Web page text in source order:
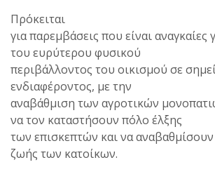
Πρόκειται
για παρεμβάσεις που είναι αναγκαίες
του ευρύτερου φυσικού
περιβάλλοντος του οικισμού σε
ενδιαφέροντος, με την
αναβάθμιση των αγροτικών
να τον καταστήσουν πόλο έλξης
των επισκεπτών και να
ζωής των κατοίκων.